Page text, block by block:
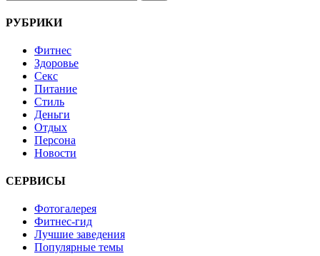
РУБРИКИ
Фитнес
Здоровье
Секс
Питание
Стиль
Деньги
Отдых
Персона
Новости
СЕРВИСЫ
Фотогалерея
Фитнес-гид
Лучшие заведения
Популярные темы